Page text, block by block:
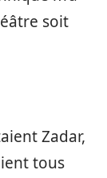
soit
Zadar,
tous